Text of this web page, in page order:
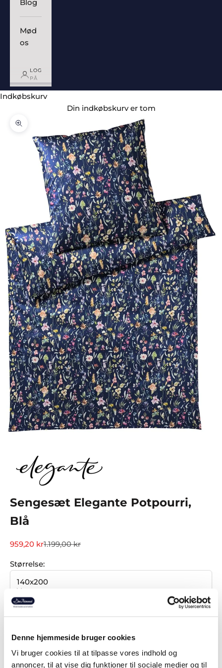
Denne hjemmeside bruger cookies
Vi bruger cookies til at tilpasse vores indhold og
annoncer, til at vise dig funktioner til sociale medier og til
Blog
Mød
os
LOG
PÅ
Indkøbskurv
Din indkøbskurv er tom
Zoom
Sengesæt Elegante Potpourri,
Blå
Salgspris
959,20 krNormalpris
1.199,00 kr
Størrelse:
140x200
Størrelse
Sænk antal Øg antal